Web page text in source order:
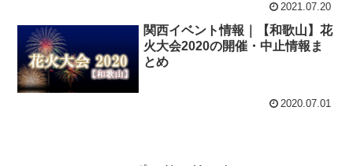
2021.07.20
関西イベント情報｜【和歌山】花
火大会2020の開催・中止情報ま
とめ
2020.07.01